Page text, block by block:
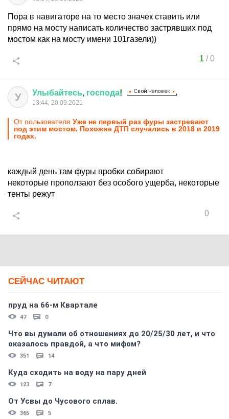
Пора в навигаторе на то место значек ставить или
прямо на мосту написать количество застрявших под
мостом как на мосту имени 101газели))
1 /0
У Улыбайтесь, господа!
13:44, 20.09.2021
От пользователя Уже не первый раз фуры застревают
под этим мостом. Похожие ДТП случались в 2018 и 2019
годах.
каждый день там фуры пробки собирают
некоторые проползают без особого ущерба, некоторые
тенты режут
0
СЕЙЧАС ЧИТАЮТ
пруд на 66-м Квартале
47 0
Что вы думали об отношениях до 20/25/30 лет, и что
оказалось правдой, а что мифом?
351 14
Куда сходить на воду на пару дней
123 7
От Усвы до Чусового сплав.
365 5